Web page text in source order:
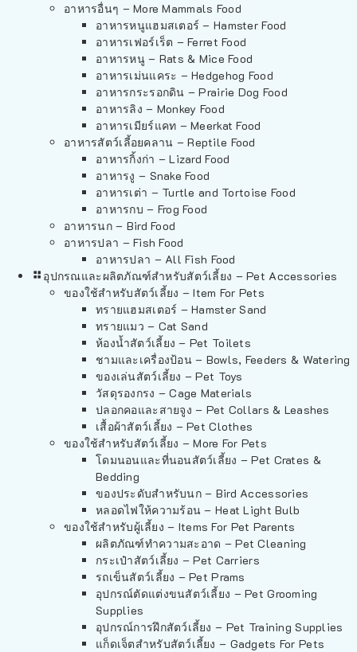
อาหารอื่นๆ – More Mammals Food
อาหารหนูแฮมสเตอร์ – Hamster Food
อาหารเฟอร์เร็ต – Ferret Food
อาหารหนู – Rats & Mice Food
อาหารเม่นแคระ – Hedgehog Food
อาหารกระรอกดิน – Prairie Dog Food
อาหารลิง – Monkey Food
อาหารเมียร์แคท – Meerkat Food
อาหารสัตว์เลี้อยคลาน – Reptile Food
อาหารกิ้งก่า – Lizard Food
อาหารงู – Snake Food
อาหารเต่า – Turtle and Tortoise Food
อาหารกบ – Frog Food
อาหารนก – Bird Food
อาหารปลา – Fish Food
อาหารปลา – All Fish Food
อุปกรณและผลิตภัณฑ์สำหรับสัตว์เลี้ยง – Pet Accessories
ของใช้สำหรับสัตว์เลี้ยง – Item For Pets
ทรายแฮมสเตอร์ – Hamster Sand
ทรายแมว – Cat Sand
ห้องน้ำสัตว์เลี้ยง – Pet Toilets
ชามและเครื่องป้อน – Bowls, Feeders & Watering
ของเล่นสัตว์เลี้ยง – Pet Toys
วัสดุรองกรง – Cage Materials
ปลอกคอและสายจูง – Pet Collars & Leashes
เสื้อผ้าสัตว์เลี้ยง – Pet Clothes
ของใช้สำหรับสัตว์เลี้ยง – More For Pets
โดมนอนและที่นอนสัตว์เลี้ยง – Pet Crates &
Bedding
ของประดับสำหรับนก – Bird Accessories
หลอดไฟให้ความร้อน – Heat Light Bulb
ของใช้สำหรับผู้เลี้ยง – Items For Pet Parents
ผลิตภัณฑ์ทำความสะอาด – Pet Cleaning
กระเป๋าสัตว์เลี้ยง – Pet Carriers
รถเข็นสัตว์เลี้ยง – Pet Prams
อุปกรณ์ตัดแต่งขนสัตว์เลี้ยง – Pet Grooming
Supplies
อุปกรณ์การฝึกสัตว์เลี้ยง – Pet Training Supplies
แก็ดเจ็ตสำหรับสัตว์เลี้ยง – Gadgets For Pets